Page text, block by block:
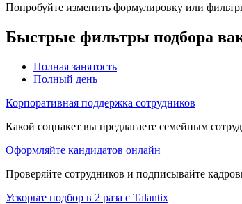
Попробуйте изменить формулировку или
Быстрые фильтры подбора
Полная занятость
Полный день
Корпоративная поддержка сотрудников
Какой соцпакет вы предлагаете семейным
Оформляйте кандидатов онлайн
Проверяйте сотрудников и подписывайте
Ускорьте подбор в 2 раза с Talantix